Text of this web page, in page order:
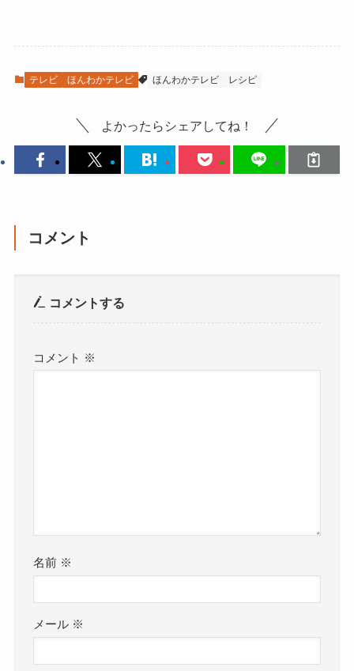
テレビ ほんわかテレビ ほんわかテレビ レシピ
よかったらシェアしてね！
コメント
コメントする
コメント ※
名前 ※
メール ※